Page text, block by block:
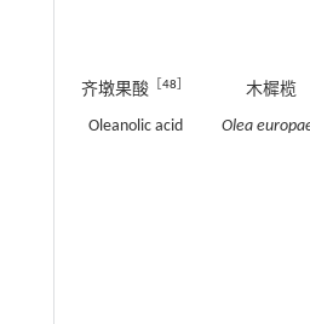
齐墩果酸 ［48
Oleanolic acid
木樨榄
Olea